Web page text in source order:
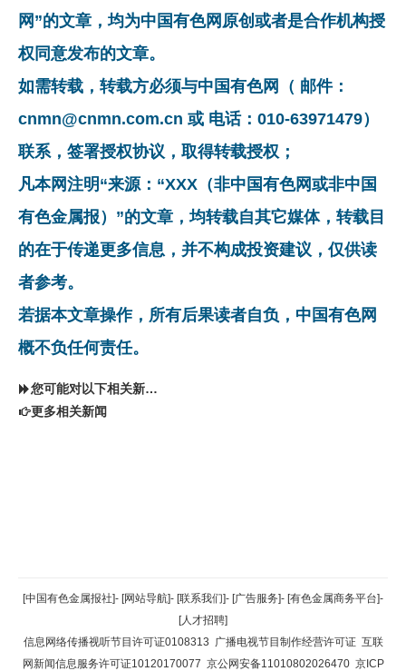
网”的文章，均为中国有色网原创或者是合作机构授
权同意发布的文章。
如需转载，转载方必须与中国有色网（ 邮件：
cnmn@cnmn.com.cn 或 电话：010-63971479）
联系，签署授权协议，取得转载授权；
凡本网注明“来源：“XXX（非中国有色网或非中国
有色金属报）”的文章，均转载自其它媒体，转载目
的在于传递更多信息，并不构成投资建议，仅供读
者参考。
若据本文章操作，所有后果读者自负，中国有色网
概不负任何责任。
您可能对以下相关新闻同样感兴趣
更多相关新闻
返回顶部
返回首页
[中国有色金属报社]- [网站导航]- [联系我们]- [广告服务]- [有色金属商务平台]-
[人才招聘]
信息网络传播视听节目许可证0108313 广播电视节目制作经营许可证 互联
网新闻信息服务许可证10120170077 京公网安备11010802026470 京ICP